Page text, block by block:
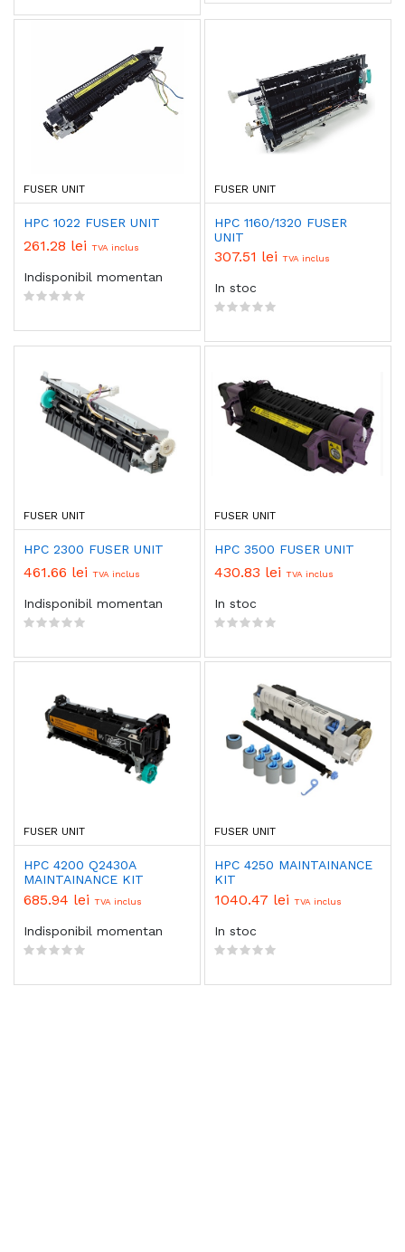
FUSER UNIT
HPC 1022 FUSER UNIT
261.28 lei TVA inclus
Indisponibil momentan
FUSER UNIT
HPC 1160/1320 FUSER
UNIT
307.51 lei TVA inclus
In stoc
FUSER UNIT
HPC 2300 FUSER UNIT
461.66 lei TVA inclus
Indisponibil momentan
FUSER UNIT
HPC 3500 FUSER UNIT
430.83 lei TVA inclus
In stoc
FUSER UNIT
HPC 4200 Q2430A
MAINTAINANCE KIT
685.94 lei TVA inclus
Indisponibil momentan
FUSER UNIT
HPC 4250 MAINTAINANCE
KIT
1040.47 lei TVA inclus
In stoc